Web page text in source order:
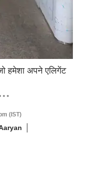
हमेशा अपने एलिगेंट
(IST)